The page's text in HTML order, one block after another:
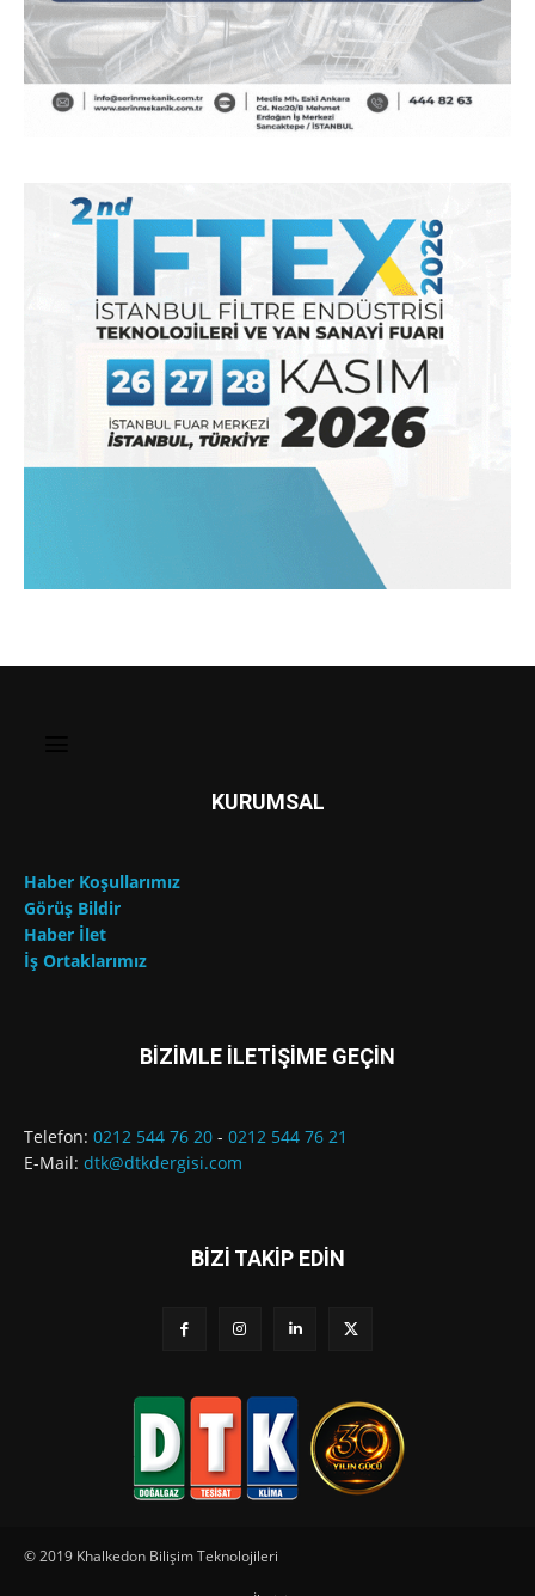
KURUMSAL
Haber Koşullarımız
Görüş Bildir
Haber İlet
İş Ortaklarımız
BİZİMLE İLETİŞİME GEÇİN
Telefon: 0212 544 76 20 - 0212 544 76 21
E-Mail: dtk@dtkdergisi.com
BİZİ TAKİP EDİN
© 2019 Khalkedon Bilişim Teknolojileri